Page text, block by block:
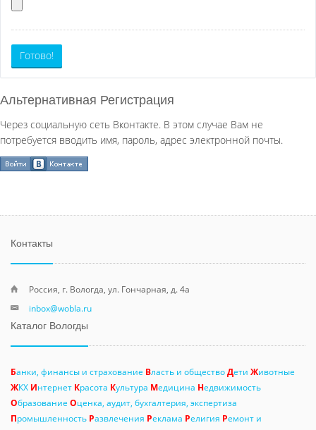
Готово!
Альтернативная Регистрация
Через социальную сеть Вконтакте. В этом случае Вам не
потребуется вводить имя, пароль, адрес электронной почты.
Контакты
Россия, г. Вологда, ул. Гончарная, д. 4а
inbox@wobla.ru
Каталог Вологды
Банки, финансы и страхование Власть и обществоДети Животные
ЖКХ Интернет Красота Культура Медицина Недвижимость
Образование Оценка, аудит, бухгалтерия, экспертиза
Промышленность Развлечения Реклама Религия Ремонт и